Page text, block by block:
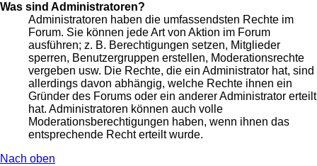
Was sind Administratoren?
Administratoren haben die umfassendsten Rechte im
Forum. Sie können jede Art von Aktion im Forum
ausführen; z. B. Berechtigungen setzen, Mitglieder
sperren, Benutzergruppen erstellen, Moderationsrechte
vergeben usw. Die Rechte, die ein Administrator hat, sind
allerdings davon abhängig, welche Rechte ihnen ein
Gründer des Forums oder ein anderer Administrator erteilt
hat. Administratoren können auch volle
Moderationsberechtigungen haben, wenn ihnen das
entsprechende Recht erteilt wurde.
Nach oben